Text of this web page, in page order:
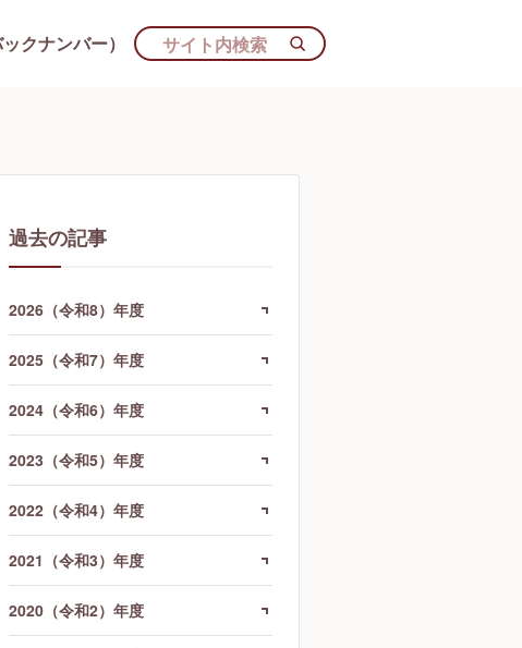
クナンバー）
過去の記事
2026（令和8）年度
2025（令和7）年度
2024（令和6）年度
2023（令和5）年度
2022（令和4）年度
2021（令和3）年度
2020（令和2）年度